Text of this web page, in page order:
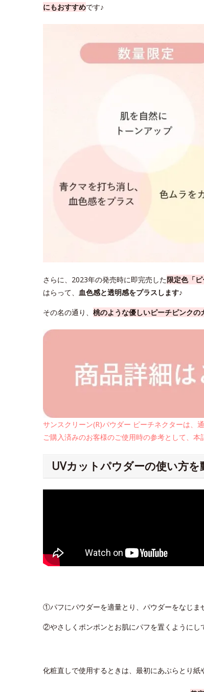
にもおすすめです♪
さらに、2023年の発売時に即完売した限定色「
はらって、 血色感と透明感をプラスします♪
その名の通り、 桃のような優しいピーチピンク
サンスクリーン(R)パウダー ピーチネクターは、
ご購入済みのお客様のご使用時の参考として、本
UVカットパウダーの使い方を
①パフにパウダーを適量とり、パウダーをなじま
②やさしくポンポンとお肌にパフを置くようにし
化粧直しで使用するときは、最初にあぶらとり